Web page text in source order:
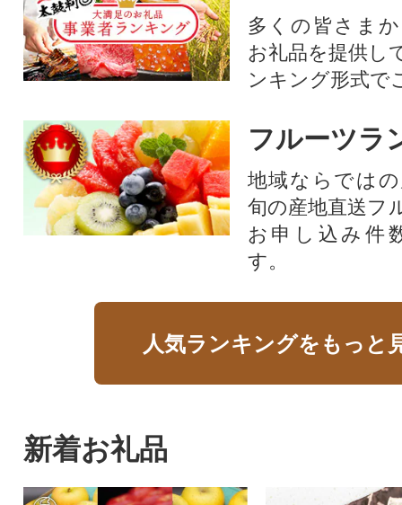
多くの皆さま
お礼品を提供し
ンキング形式で
フルーツラ
地域ならでは
旬の産地直送フ
お申し込み件
す。
人気ランキングをもっと
新着お礼品